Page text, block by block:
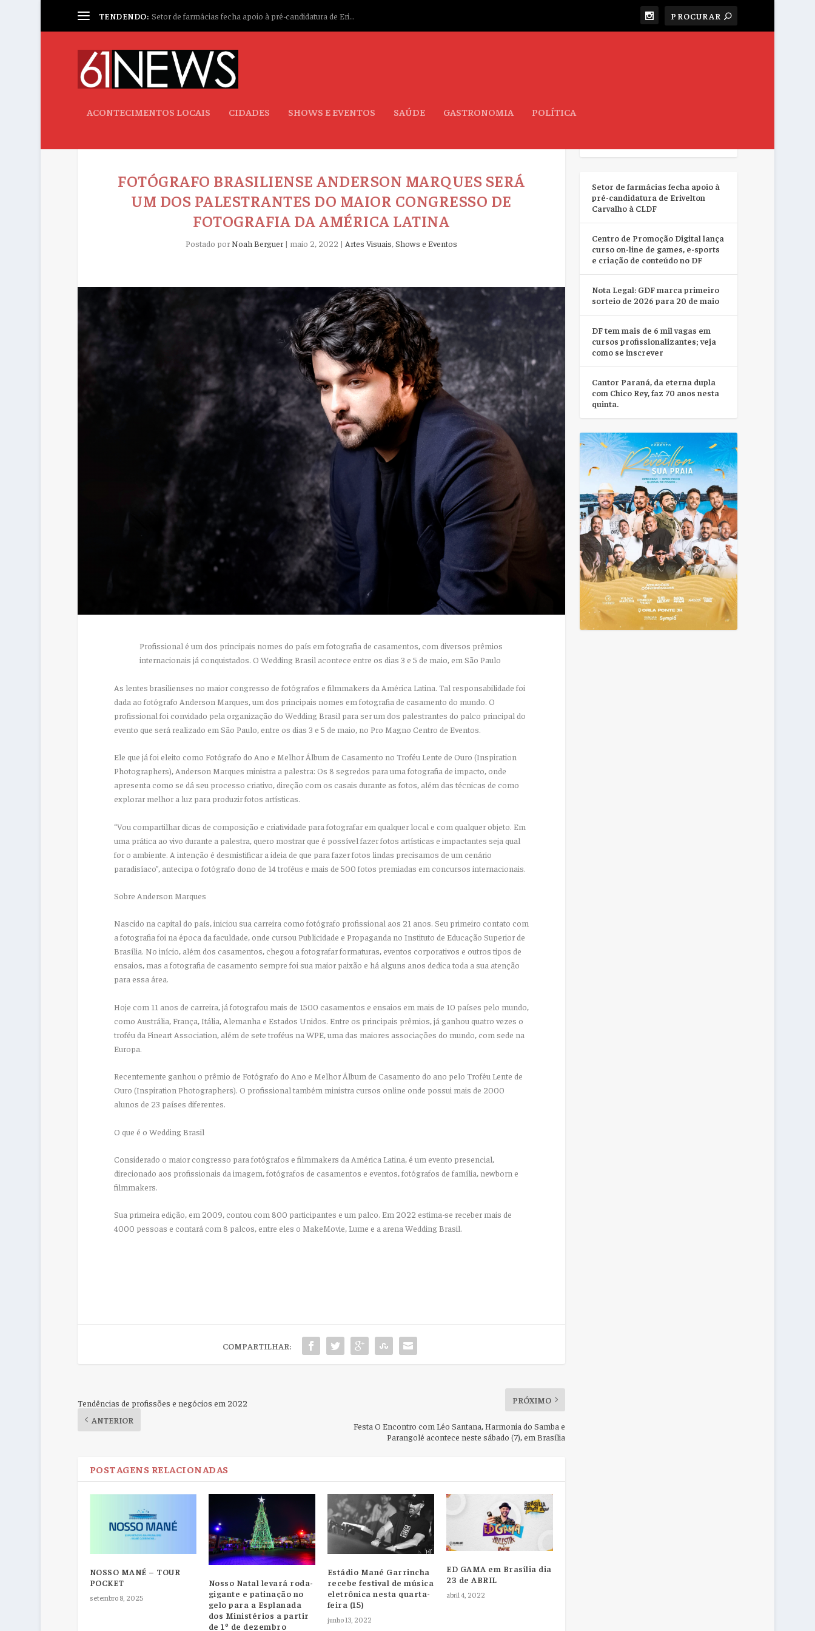
TENDENDO: Setor de farmácias fecha apoio à pré-candidatura de Eri...
ACONTECIMENTOS LOCAIS CIDADES SHOWS E EVENTOS SAÚDE GASTRONOMIA POLÍTICA
FOTÓGRAFO BRASILIENSE ANDERSON MARQUES SERÁ
UM DOS PALESTRANTES DO MAIOR CONGRESSO DE
FOTOGRAFIA DA AMÉRICA LATINA
Postado por Noah Berguer| maio 2, 2022 | Artes Visuais,Shows e Eventos
Profissional é um dos principais nomes do país em fotografia de casamentos, com diversos prêmios
internacionais já conquistados. O Wedding Brasil acontece entre os dias 3 e 5 de maio, em São Paulo
As lentes brasilienses no maior congresso de fotógrafos e filmmakers da América Latina. Tal responsabilidade foi
dada ao fotógrafo Anderson Marques, um dos principais nomes em fotografia de casamento do mundo. O
profissional foi convidado pela organização do Wedding Brasil para ser um dos palestrantes do palco principal do
evento que será realizado em São Paulo, entre os dias 3 e 5 de maio, no Pro Magno Centro de Eventos.
Ele que já foi eleito como Fotógrafo do Ano e Melhor Álbum de Casamento no Troféu Lente de Ouro (Inspiration
Photographers), Anderson Marques ministra a palestra: Os 8 segredos para uma fotografia de impacto, onde
apresenta como se dá seu processo criativo, direção com os casais durante as fotos, além das técnicas de como
explorar melhor a luz para produzir fotos artísticas.
“Vou compartilhar dicas de composição e criatividade para fotografar em qualquer local e com qualquer objeto. Em
uma prática ao vivo durante a palestra, quero mostrar que é possível fazer fotos artísticas e impactantes seja qual
for o ambiente. A intenção é desmistificar a ideia de que para fazer fotos lindas precisamos de um cenário
paradisíaco”, antecipa o fotógrafo dono de 14 troféus e mais de 500 fotos premiadas em concursos internacionais.
Sobre Anderson Marques
Nascido na capital do país, iniciou sua carreira como fotógrafo profissional aos 21 anos. Seu primeiro contato com
a fotografia foi na época da faculdade, onde cursou Publicidade e Propaganda no Instituto de Educação Superior de
Brasília. No início, além dos casamentos, chegou a fotografar formaturas, eventos corporativos e outros tipos de
ensaios, mas a fotografia de casamento sempre foi sua maior paixão e há alguns anos dedica toda a sua atenção
para essa área.
Hoje com 11 anos de carreira, já fotografou mais de 1500 casamentos e ensaios em mais de 10 países pelo mundo,
como Austrália, França, Itália, Alemanha e Estados Unidos. Entre os principais prêmios, já ganhou quatro vezes o
troféu da Fineart Association, além de sete troféus na WPE, uma das maiores associações do mundo, com sede na
Europa.
Recentemente ganhou o prêmio de Fotógrafo do Ano e Melhor Álbum de Casamento do ano pelo Troféu Lente de
Ouro (Inspiration Photographers). O profissional também ministra cursos online onde possui mais de 2000
alunos de 23 países diferentes.
O que é o Wedding Brasil
Considerado o maior congresso para fotógrafos e filmmakers da América Latina, é um evento presencial,
direcionado aos profissionais da imagem, fotógrafos de casamentos e eventos, fotógrafos de família, newborn e
filmmakers.
Sua primeira edição, em 2009, contou com 800 participantes e um palco. Em 2022 estima-se receber mais de
4000 pessoas e contará com 8 palcos, entre eles o MakeMovie, Lume e a arena Wedding Brasil.
COMPARTILHAR:
Tendências de profissões e negócios em 2022
ANTERIOR
PRÓXIMO
Festa O Encontro com Léo Santana, Harmonia do Samba e
Parangolé acontece neste sábado (7), em Brasília
POSTAGENS RELACIONADAS
NOSSO MANÉ – TOUR
POCKET
setembro 8, 2025
Nosso Natal levará roda-
gigante e patinação no
gelo para a Esplanada
dos Ministérios a partir
de 1º de dezembro
Estádio Mané Garrincha
recebe festival de música
eletrônica nesta quarta-
feira (15)
junho 13, 2022
ED GAMA em Brasília dia
23 de ABRIL
abril 4, 2022
Setor de farmácias fecha apoio à
pré-candidatura de Erivelton
Carvalho à CLDF
Centro de Promoção Digital lança
curso on-line de games, e-sports
e criação de conteúdo no DF
Nota Legal: GDF marca primeiro
sorteio de 2026 para 20 de maio
DF tem mais de 6 mil vagas em
cursos profissionalizantes; veja
como se inscrever
Cantor Paraná, da eterna dupla
com Chico Rey, faz 70 anos nesta
quinta.